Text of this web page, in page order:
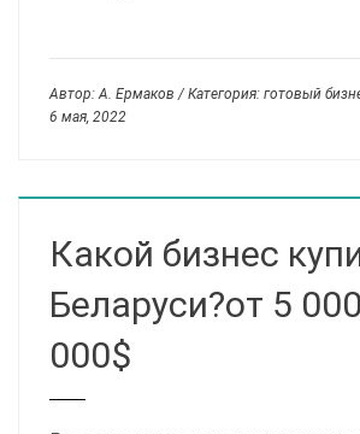
Автор: А. Ермаков / Категория: готовый
6 мая, 2022
Какой бизнес
Беларуси?от 5
000$